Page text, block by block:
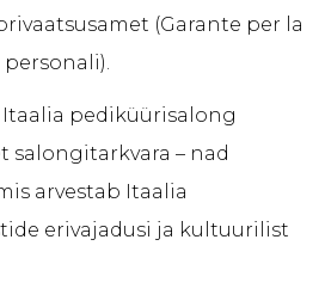
(Garante per la
pediküürisalong
salongitarkvara – nad
arvestab Itaalia
erivajadusi ja kultuurilist